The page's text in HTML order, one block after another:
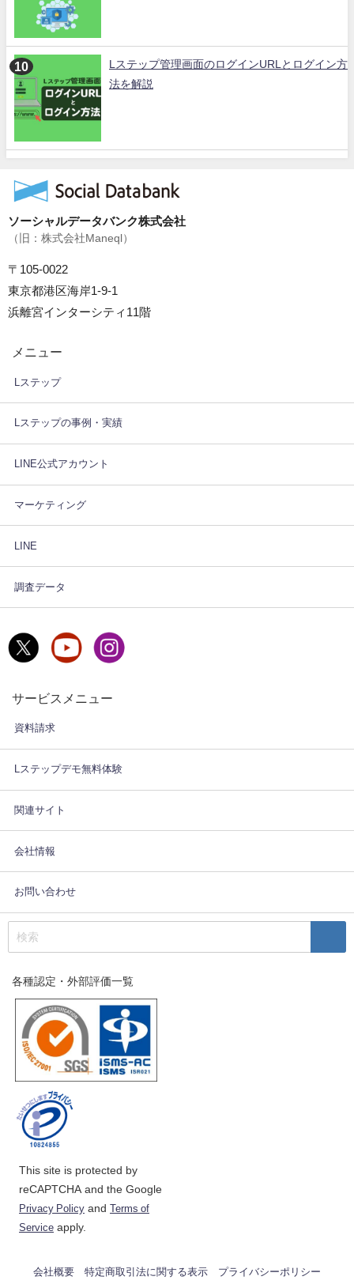
Lステップ管理画面のログインURLとログイン方
法を解説
ソーシャルデータバンク株式会社
（旧：株式会社Maneql）
〒105-0022
東京都港区海岸1-9-1
浜離宮インターシティ11階
メニュー
Lステップ
Lステップの事例・実績
LINE公式アカウント
マーケティング
LINE
調査データ
サービスメニュー
資料請求
Lステップデモ無料体験
関連サイト
会社情報
お問い合わせ
各種認定・外部評価一覧
This site is protected by
reCAPTCHA and the Google
Privacy Policy and Terms of
Service apply.
会社概要 特定商取引法に関する表示 プライバシーポリシー